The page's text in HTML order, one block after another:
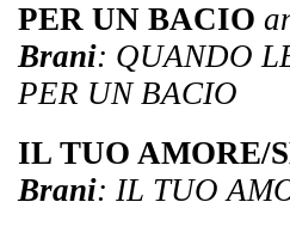
PER UN BACIO
Brani: QUANDO
PER UN BACIO
IL TUO AMORE/
Brani: IL TUO